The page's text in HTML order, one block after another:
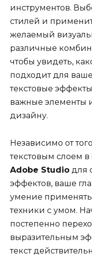
инструментов.
стилей и
желаемый
различные
чтобы увидеть,
подходит для
текстовые
важные элементы
дизайну.
Независимо от
текстовым слоем в
Adobe Studio для
эффектов, ваше
умение
техники с умом.
постепенно
выразительным
текст